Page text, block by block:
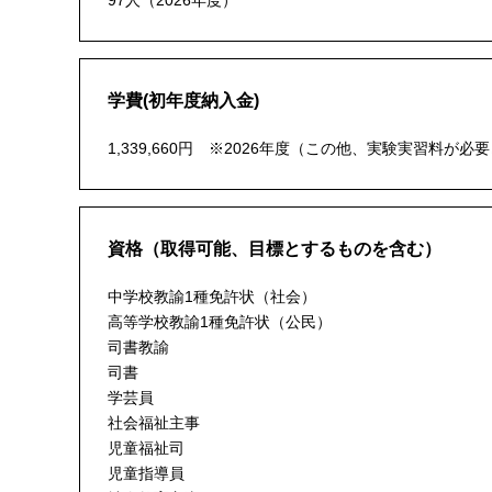
学費(初年度納入金)
1,339,660円 ※2026年度（この他、実験実習料が必要
資格（取得可能、目標とするものを含む）
中学校教諭1種免許状（社会）
高等学校教諭1種免許状（公民）
司書教諭
司書
学芸員
社会福祉主事
児童福祉司
児童指導員